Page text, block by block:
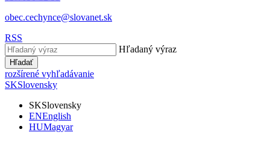
obec.cechynce@slovanet.sk
RSS
Hľadaný výraz
Hľadať
rozšírené vyhľadávanie
SKSlovensky
SKSlovensky
ENEnglish
HUMagyar